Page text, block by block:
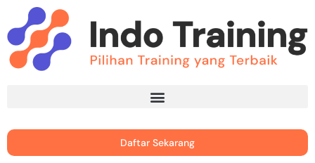
Daftar Sekarang